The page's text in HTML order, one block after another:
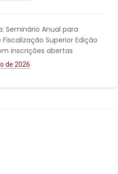
Seminário Anual para
Superior Edição
inscrições abertas
de 2026